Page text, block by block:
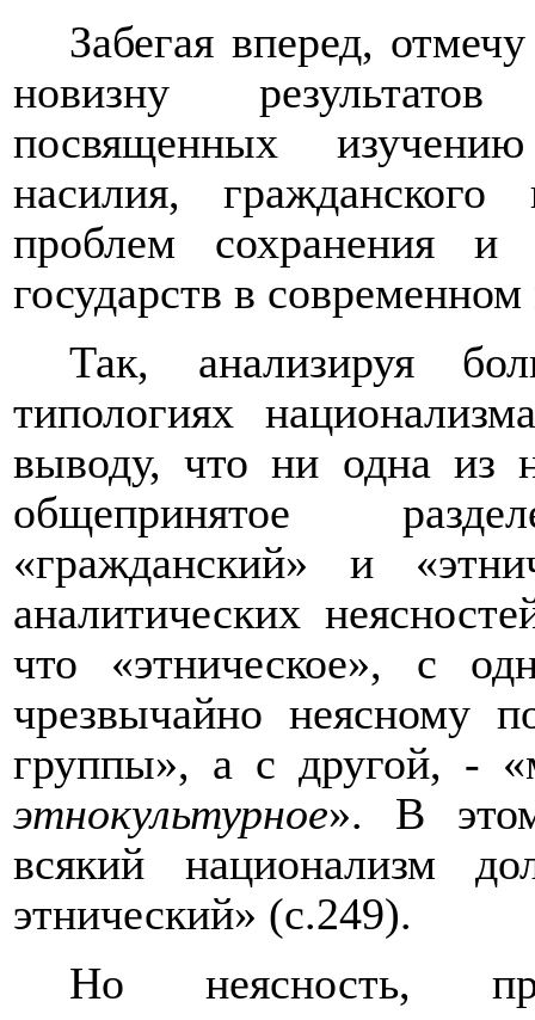
Забегая вперед,
новизну
посвященных
насилия, гражданского
проблем сохранения и
государств в
Так, анализируя
типологиях
выводу, что ни одна из
общепринятое
«гражданский» и
аналитических
что «этническое», с
чрезвычайно неясному
группы», а с другой, -
этнокультурное». В
всякий национализм
этнический» (с.249).
Но неясность,